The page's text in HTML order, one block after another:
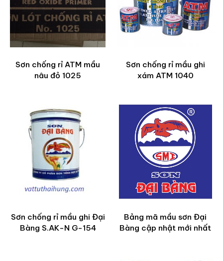
Sơn chống rỉ ATM mầu
nâu đỏ 1025
Sơn chống rỉ mầu ghi
xám ATM 1040
Sơn chống rỉ mầu ghi Đại
Bàng S.AK-N G-154
Bảng mã mầu sơn Đại
Bàng cập nhật mới nhất